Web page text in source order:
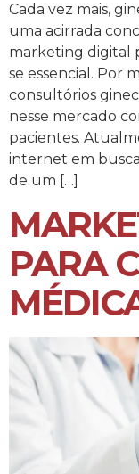
Cada vez mais,
uma acirrada
marketing digital
se essencial. Por
consultórios
nesse mercado
pacientes.
internet em
de um […]
PARA